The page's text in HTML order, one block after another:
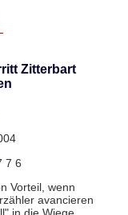
Zitterbart
7 6
Vorteil, wenn
avancieren